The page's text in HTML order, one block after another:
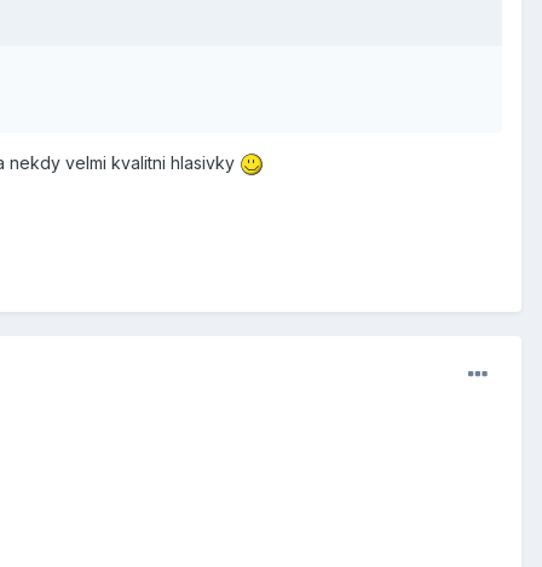
nekdy velmi kvalitni hlasivky